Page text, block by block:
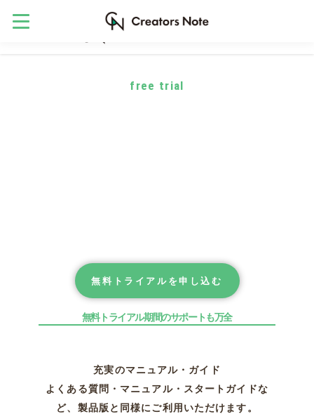
free trial
無料トライアルを申し込む
無料トライアル期間のサポートも万全
充実のマニュアル・ガイド
よくある質問・マニュアル・スタートガイドな
ど、製品版と同様にご利用いただけます。